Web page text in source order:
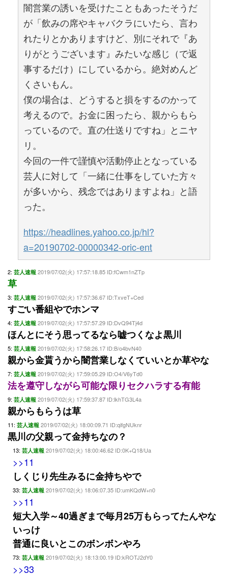
闇営業の誘いを受けたこともあったそうだ
が「飲みの席やキャバクラにいたら、言わ
れたりとかありますけど、別にそれで『あ
りがとうございます』みたいな感じ（で返
事するだけ）にしているから。絶対めんど
くさいもん。
僕の場合は、どうすると損をするのかって
考えるので。お金に困ったら、親からもら
っているので。直の仕送りですね」とニヤ
リ。
今回の一件で謹慎や活動停止となっている
芸人に対して「一緒に仕事をしていた方々
が多いから、残念ではありますよね」と語
った。
https://headlines.yahoo.co.jp/hl?
a=20190702-00000342-oric-ent
2: 芸人速報 2019/07/02(火) 17:57:18.85 ID:fCwm1nZTp
草
3: 芸人速報 2019/07/02(火) 17:57:36.67 ID:TxveT+Ced
すごい番組やでホンマ
4: 芸人速報 2019/07/02(火) 17:57:57.29 ID:DvQ94Tj4d
ほんとにそう思ってるなら嘘つくなよ黒川
5: 芸人速報 2019/07/02(火) 17:58:26.17 ID:B/o4bvN40
親から金貰うから闇営業しなくていいとか草やな
7: 芸人速報 2019/07/02(火) 17:59:05.29 ID:O4/V6yTd0
法を遵守しながら可能な限りセクハラする有能
9: 芸人速報 2019/07/02(火) 17:59:37.87 ID:lkhTG3L4a
親からもらうは草
11: 芸人速報 2019/07/02(火) 18:00:09.71 ID:qifgNUknr
黒川の父親って金持ちなの？
13: 芸人速報 2019/07/02(火) 18:00:46.62 ID:0K+Q18/Ua
>>11
しくじり先生みるに金持ちやで
33: 芸人速報 2019/07/02(火) 18:06:07.35 ID:umKQdW+n0
>>11
短大入学～40過ぎまで毎月25万もらってたんやな
いっけ
普通に良いとこのボンボンやろ
73: 芸人速報 2019/07/02(火) 18:13:00.19 ID:kROTJ2dY0
>>33